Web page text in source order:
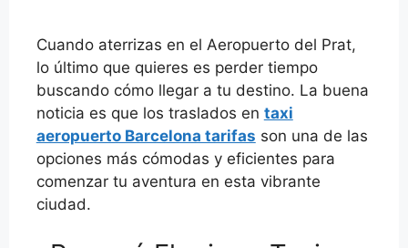
Cuando aterrizas en el Aeropuerto del Prat,
lo último que quieres es perder tiempo
buscando cómo llegar a tu destino. La buena
noticia es que los traslados en taxi
aeropuerto Barcelona tarifas son una de las
opciones más cómodas y eficientes para
comenzar tu aventura en esta vibrante
ciudad.